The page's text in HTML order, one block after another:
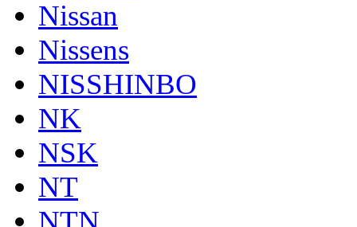
Nissan
Nissens
NISSHINBO
NK
NSK
NT